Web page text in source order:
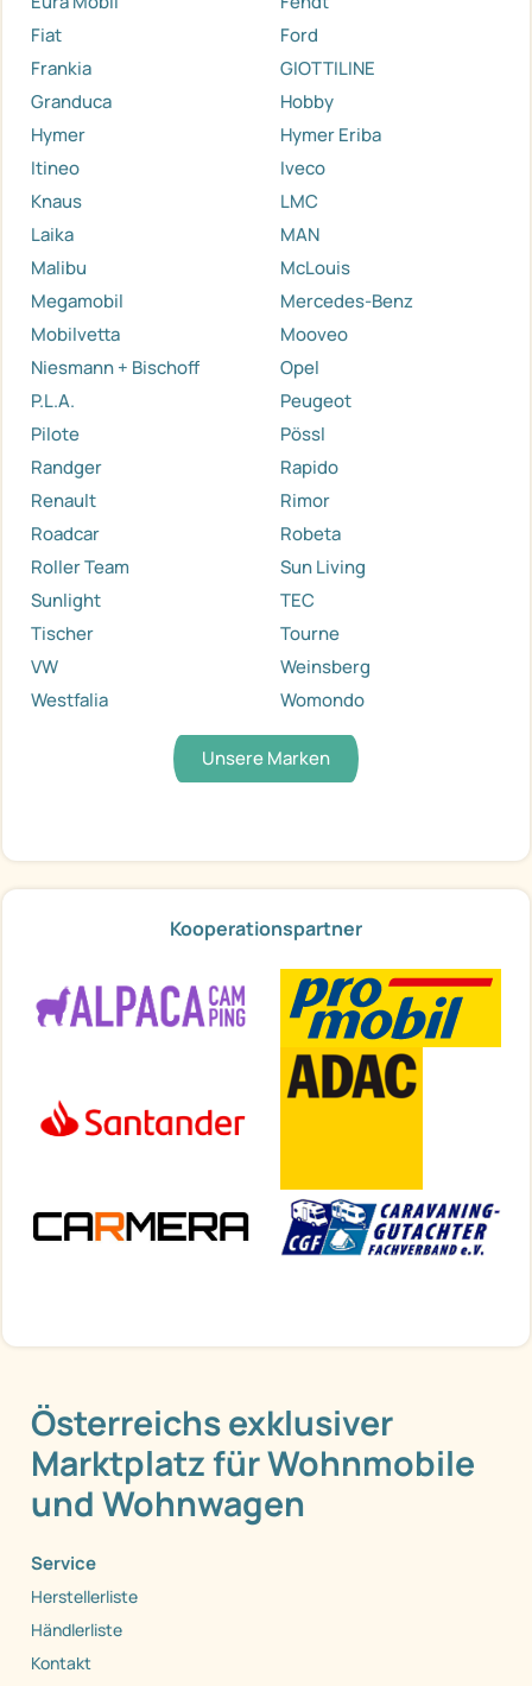
Fiat
Ford
Frankia
GIOTTILINE
Granduca
Hobby
Hymer
Hymer Eriba
Itineo
Iveco
Knaus
LMC
Laika
MAN
Malibu
McLouis
Megamobil
Mercedes-Benz
Mobilvetta
Mooveo
Niesmann + Bischoff
Opel
P.L.A.
Peugeot
Pilote
Pössl
Randger
Rapido
Renault
Rimor
Roadcar
Robeta
Roller Team
Sun Living
Sunlight
TEC
Tischer
Tourne
VW
Weinsberg
Westfalia
Womondo
Unsere Marken
Kooperationspartner
Österreichs exklusiver
Marktplatz für Wohnmobile
und Wohnwagen
Service
Herstellerliste
Händlerliste
Kontakt